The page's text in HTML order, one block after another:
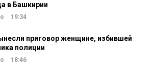
в Башкирии
19:34
приговор женщине, избившей
полиции
18:46